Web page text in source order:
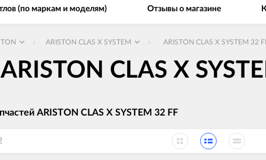
(по маркам и моделям) Отзывы о магазине
ARISTON CLAS X SYSTEM ARISTON CLAS X SYSTEM 32
CLAS X
ARISTON CLAS X SYSTEM 32 FF